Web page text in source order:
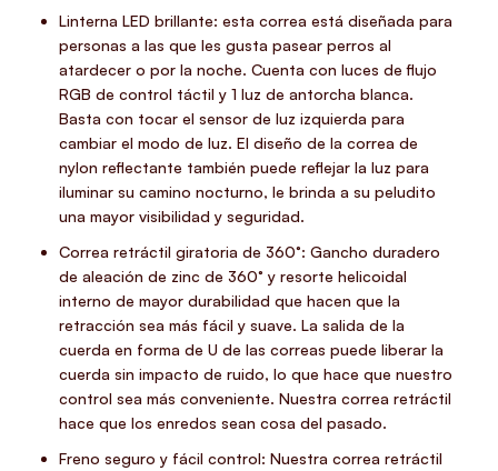
Linterna LED brillante: esta correa está diseñada para
personas a las que les gusta pasear perros al
atardecer o por la noche. Cuenta con luces de flujo
RGB de control táctil y 1 luz de antorcha blanca.
Basta con tocar el sensor de luz izquierda para
cambiar el modo de luz. El diseño de la correa de
nylon reflectante también puede reflejar la luz para
iluminar su camino nocturno, le brinda a su peludito
una mayor visibilidad y seguridad.
Correa retráctil giratoria de 360°: Gancho duradero
de aleación de zinc de 360° y resorte helicoidal
interno de mayor durabilidad que hacen que la
retracción sea más fácil y suave. La salida de la
cuerda en forma de U de las correas puede liberar la
cuerda sin impacto de ruido, lo que hace que nuestro
control sea más conveniente. Nuestra correa retráctil
hace que los enredos sean cosa del pasado.
Freno seguro y fácil control: Nuestra correa retráctil